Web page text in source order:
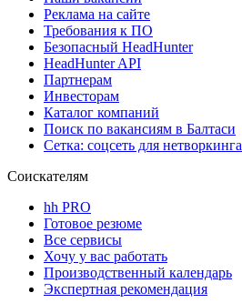
Реклама на сайте
Требования к ПО
Безопасный HeadHunter
HeadHunter API
Партнерам
Инвесторам
Каталог компаний
Поиск по вакансиям в Балтаси
Сетка: соцсеть для нетворкинга
Соискателям
hh PRO
Готовое резюме
Все сервисы
Хочу у вас работать
Производственный календарь
Экспертная рекомендация